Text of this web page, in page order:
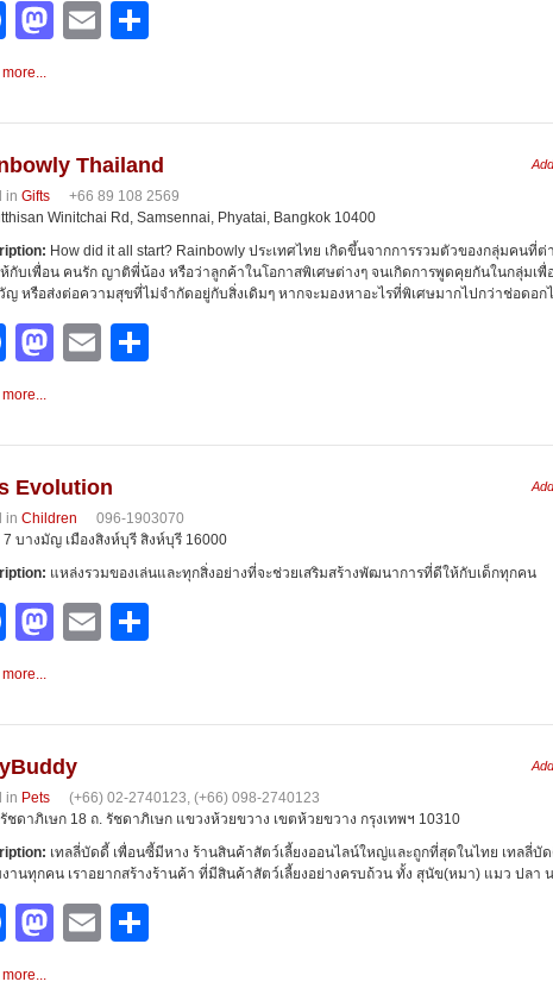
F
a
e
b
o
o
k
M
o
d
o
n
E
e
Thailand
in Gifts
+66 89 108 2569
Winitchai Rd, Samsennai, Phyatai, Bangkok 10400
How did it all start? Rainbowly ประเทศไทย เกิดขึ้นจากการรวมตัวของกลุ่มคนที่ต่
กับเพื่อน คนรัก ญาติพี่น้อง หรือว่าลูกค้าในโอกาสพิเศษต่างๆ จนเกิดการพูดคุยกันในกลุ่มเพื่
ญ หรือส่งต่อความสุขที่ไม่จำกัดอยู่กับสิ่งเดิมๆ หากจะมองหาอะไรที่พิเศษมากไปกว่าช่อดอ
F
a
e
b
o
o
k
M
o
d
o
n
E
e
Evolution
in Children
096-1903070
7 บางมัญ เมืองสิงห์บุรี สิงห์บุรี 16000
แหล่งรวมของเล่นและทุกสิ่งอย่างที่จะช่วยเสริมสร้างพัฒนาการที่ดีให้กับเด็กทุกคน
F
a
e
b
o
o
k
M
o
d
o
n
E
e
in Pets
(+66) 02-2740123, (+66) 098-2740123
ชดาภิเษก 18 ถ. รัชดาภิเษก แขวงห้วยขวาง เขตห้วยขวาง กรุงเทพฯ 10310
เทลลี่บัดดี้ เพื่อนซี้มีหาง ร้านสินค้าสัตว์เลี้ยงออนไลน์ใหญ่และถูกที่สุดในไทย เทลลี่บั
งานทุกคน เราอยากสร้างร้านค้า ที่มีสินค้าสัตว์เลี้ยงอย่างครบถ้วน ทั้ง สุนัข(หมา) แมว ปลา
F
a
M
E